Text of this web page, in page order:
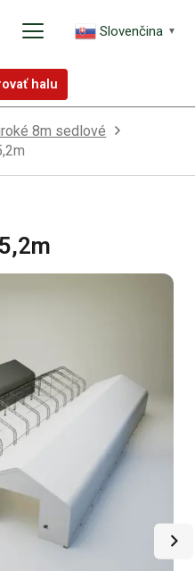
Slovenčina ▼
halu
8m sedlové
5,2m